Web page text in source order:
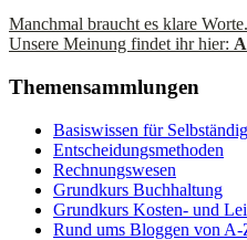
Manchmal braucht es klare Worte.
Unsere Meinung findet ihr hier:
Themensammlungen
Basiswissen für
Entscheidungsmethoden
Rechnungswesen
Grundkurs Buchhaltung
Grundkurs Kosten- und
Rund ums Bloggen von A-